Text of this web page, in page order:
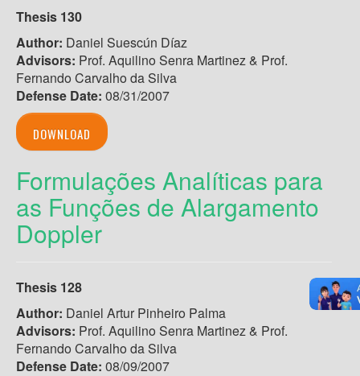
Thesis 130
Author: Daniel Suescún Díaz
Advisors: Prof. Aquilino Senra Martinez & Prof.
Fernando Carvalho da Silva
Defense Date: 08/31/2007
DOWNLOAD
Formulações Analíticas para
as Funções de Alargamento
Doppler
Thesis 128
Author: Daniel Artur Pinheiro Palma
Advisors: Prof. Aquilino Senra Martinez & Prof.
Fernando Carvalho da Silva
Defense Date: 08/09/2007